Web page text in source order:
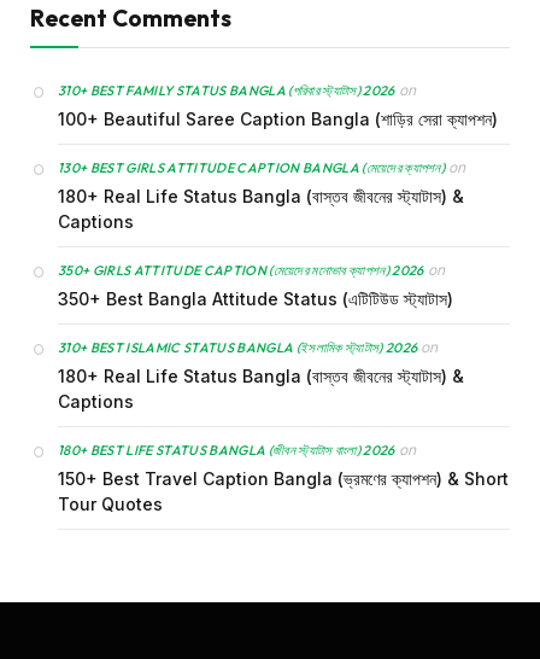
Recent Comments
310+ BEST FAMILY STATUS BANGLA (পরিবার স্ট্যাটাস) 2026on
100+ Beautiful Saree Caption Bangla (শাড়ির সেরা ক্যাপশন)
130+ BEST GIRLS ATTITUDE CAPTION BANGLA (মেয়েদের ক্যাপশন)on
180+ Real Life Status Bangla (বাস্তব জীবনের স্ট্যাটাস) &
Captions
350+ GIRLS ATTITUDE CAPTION (মেয়েদের মনোভাব ক্যাপশন) 2026on
350+ Best Bangla Attitude Status (এটিটিউড স্ট্যাটাস)
310+ BEST ISLAMIC STATUS BANGLA (ইসলামিক স্ট্যাটাস) 2026on
180+ Real Life Status Bangla (বাস্তব জীবনের স্ট্যাটাস) &
Captions
180+ BEST LIFE STATUS BANGLA (জীবন স্ট্যাটাস বাংলা) 2026on
150+ Best Travel Caption Bangla (ভ্রমণের ক্যাপশন) & Short
Tour Quotes